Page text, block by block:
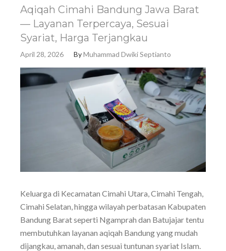
Aqiqah Cimahi Bandung Jawa Barat
— Layanan Terpercaya, Sesuai
Syariat, Harga Terjangkau
April 28, 2026 ByMuhammad Dwiki Septianto
Keluarga di Kecamatan Cimahi Utara, Cimahi Tengah,
Cimahi Selatan, hingga wilayah perbatasan Kabupaten
Bandung Barat seperti Ngamprah dan Batujajar tentu
membutuhkan layanan aqiqah Bandung yang mudah
dijangkau, amanah, dan sesuai tuntunan syariat Islam.